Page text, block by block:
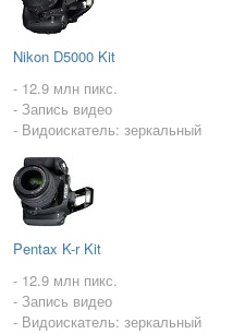
Nikon D5000 Kit
- 12.9 млн пикс.
- Запись видео
- Видоискатель: зеркальный
Pentax K-r Kit
- 12.9 млн пикс.
- Запись видео
- Видоискатель: зеркальный